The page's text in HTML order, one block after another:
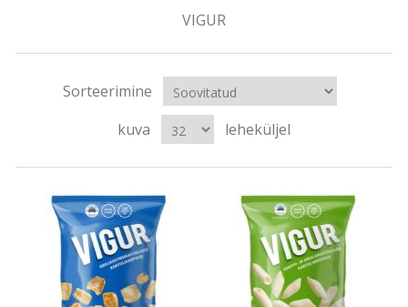
VIGUR
Sorteerimine
kuva
leheküljel